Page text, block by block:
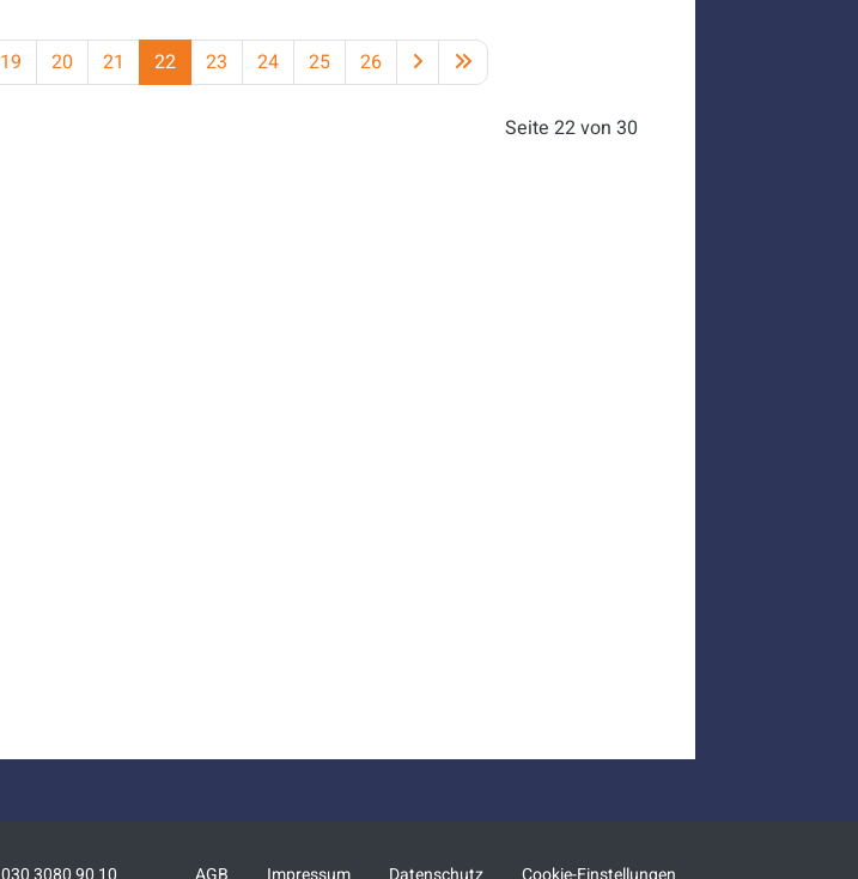
Seite 22 von 30
19 20 21 22 23 24 25 26